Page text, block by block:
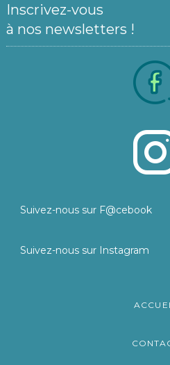
Inscrivez-vous
à nos newsletters !
Suivez-nous sur F@cebook
Suivez-nous sur Instagram